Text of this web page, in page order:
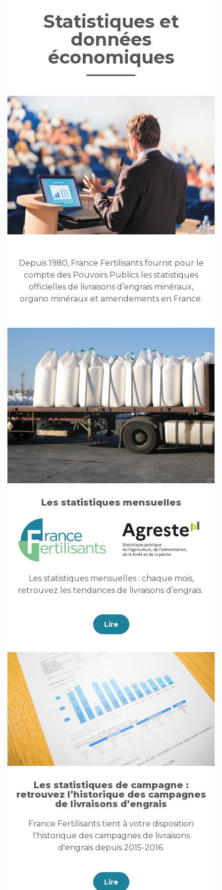
Statistiques et
données
économiques
Depuis 1980, France Fertilisants fournit pour le
compte des Pouvoirs Publics les statistiques
officielles de livraisons d’engrais minéraux,
organo minéraux et amendements en France.
Image
Les statistiques mensuelles
Les statistiques mensuelles : chaque mois,
retrouvez les tendances de livraisons d’engrais.
Lire
Les statistiques de campagne :
retrouvez l’historique des campagnes
de livraisons d’engrais
France Fertilisants tient à votre disposition
l'historique des campagnes de livraisons
d'engrais depuis 2015-2016.
Lire
Image